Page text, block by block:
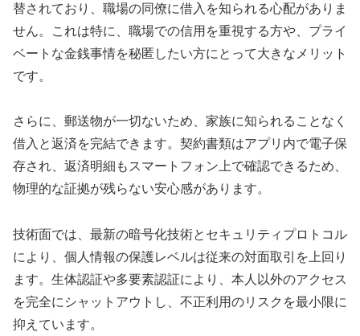
替されており、職場の同僚に借入を知られる心配がありま
せん。これは特に、職場での信用を重視する方や、プライ
ベートな金銭事情を秘匿したい方にとって大きなメリット
です。
さらに、郵送物が一切ないため、家族に知られることなく
借入と返済を完結できます。契約書類はアプリ内で電子保
存され、返済明細もスマートフォン上で確認できるため、
物理的な証拠が残らない安心感があります。
技術面では、最新の暗号化技術とセキュリティプロトコル
により、個人情報の保護レベルは従来の対面取引を上回り
ます。生体認証や多要素認証により、本人以外のアクセス
を完全にシャットアウトし、不正利用のリスクを最小限に
抑えています。